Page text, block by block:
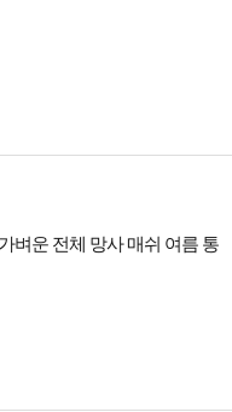
벼운 전체 망사 매쉬 여름 통